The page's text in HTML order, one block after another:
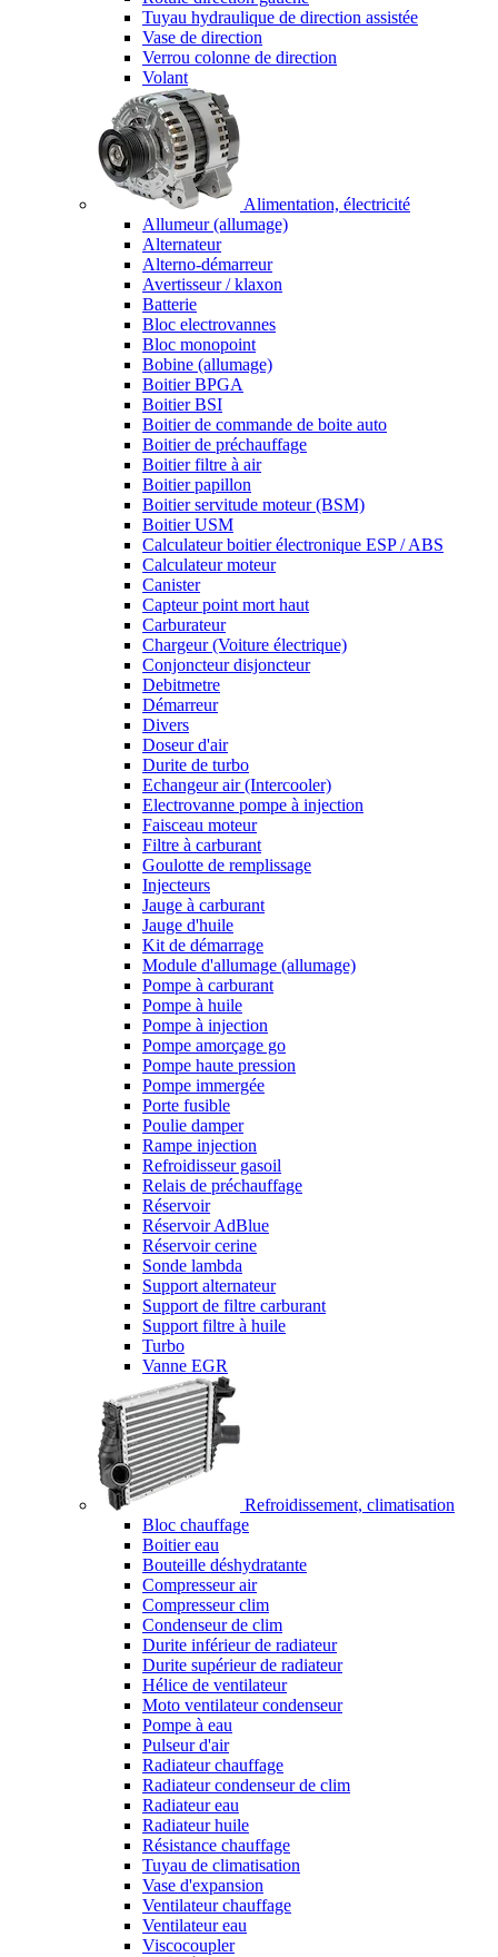
Tuyau hydraulique de direction assistée
Vase de direction
Verrou colonne de direction
Volant
Alimentation, électricité
Allumeur (allumage)
Alternateur
Alterno-démarreur
Avertisseur / klaxon
Batterie
Bloc electrovannes
Bloc monopoint
Bobine (allumage)
Boitier BPGA
Boitier BSI
Boitier de commande de boite auto
Boitier de préchauffage
Boitier filtre à air
Boitier papillon
Boitier servitude moteur (BSM)
Boitier USM
Calculateur boitier électronique ESP / ABS
Calculateur moteur
Canister
Capteur point mort haut
Carburateur
Chargeur (Voiture électrique)
Conjoncteur disjoncteur
Debitmetre
Démarreur
Divers
Doseur d'air
Durite de turbo
Echangeur air (Intercooler)
Electrovanne pompe à injection
Faisceau moteur
Filtre à carburant
Goulotte de remplissage
Injecteurs
Jauge à carburant
Jauge d'huile
Kit de démarrage
Module d'allumage (allumage)
Pompe à carburant
Pompe à huile
Pompe à injection
Pompe amorçage go
Pompe haute pression
Pompe immergée
Porte fusible
Poulie damper
Rampe injection
Refroidisseur gasoil
Relais de préchauffage
Réservoir
Réservoir AdBlue
Réservoir cerine
Sonde lambda
Support alternateur
Support de filtre carburant
Support filtre à huile
Turbo
Vanne EGR
Refroidissement, climatisation
Bloc chauffage
Boitier eau
Bouteille déshydratante
Compresseur air
Compresseur clim
Condenseur de clim
Durite inférieur de radiateur
Durite supérieur de radiateur
Hélice de ventilateur
Moto ventilateur condenseur
Pompe à eau
Pulseur d'air
Radiateur chauffage
Radiateur condenseur de clim
Radiateur eau
Radiateur huile
Résistance chauffage
Tuyau de climatisation
Vase d'expansion
Ventilateur chauffage
Ventilateur eau
Viscocoupler